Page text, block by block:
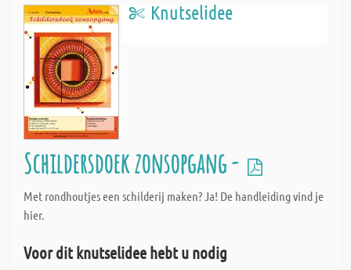
Knutselidee
Schildersdoek zonsopgang -
Met rondhoutjes een schilderij maken? Ja! De handleiding vind je
hier.
Voor dit knutselidee hebt u nodig